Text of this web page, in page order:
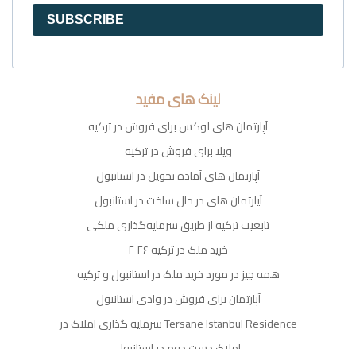
SUBSCRIBE
لینک های مفید
آپارتمان های لوکس برای فروش در ترکیه
ویلا برای فروش در ترکیه
آپارتمان های آماده تحویل در استانبول
آپارتمان های در حال ساخت در استانبول
تابعیت ترکیه از طریق سرمایه‌گذاری ملکی
خرید ملک در ترکیه ۲۰۲۶
همه چیز در مورد خرید ملک در استانبول و ترکیه
آپارتمان برای فروش در وادی استانبول
سرمایه گذاری املاک در Tersane Istanbul Residence